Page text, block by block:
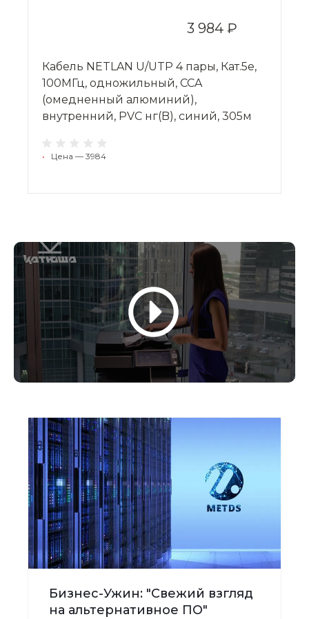
3 984 ₽
Кабель NETLAN U/UTP 4 пары, Кат.5e,
100МГц, одножильный, CCA
(омедненный алюминий),
внутренний, PVC нг(B), синий, 305м
• Цена — 3984
Бизнес-Ужин: "Свежий взгляд
на альтернативное ПО"